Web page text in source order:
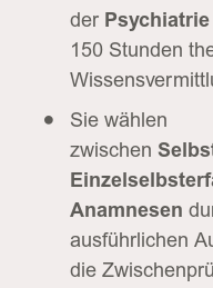
der
150 Stunden
Sie wählen
zwischen
Anamnesen
ausführlichen
die